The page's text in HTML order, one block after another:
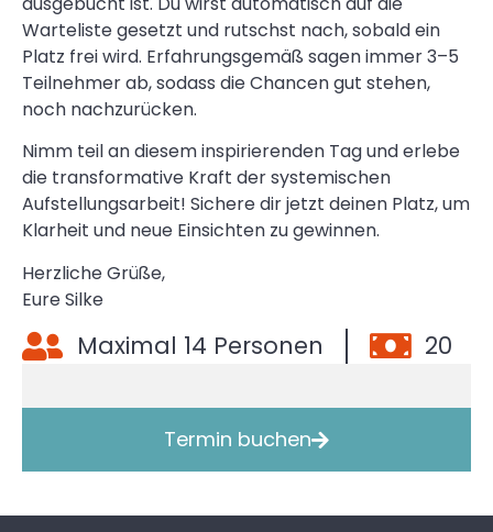
Warteliste gesetzt und rutschst nach, sobald ein
Platz frei wird. Erfahrungsgemäß sagen immer 3–5
Teilnehmer ab, sodass die Chancen gut stehen,
noch nachzurücken.
Nimm teil an diesem inspirierenden Tag und erlebe
die transformative Kraft der systemischen
Aufstellungsarbeit! Sichere dir jetzt deinen Platz, um
Klarheit und neue Einsichten zu gewinnen.
Herzliche Grüße,
Eure Silke
Maximal 14 Personen 20
Termin buchen